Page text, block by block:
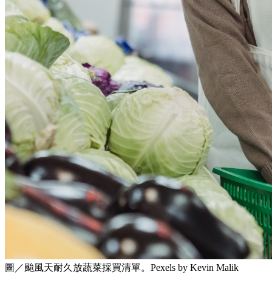
圖／颱風天耐久放蔬菜採買清單。Pexels by Kevin Malik